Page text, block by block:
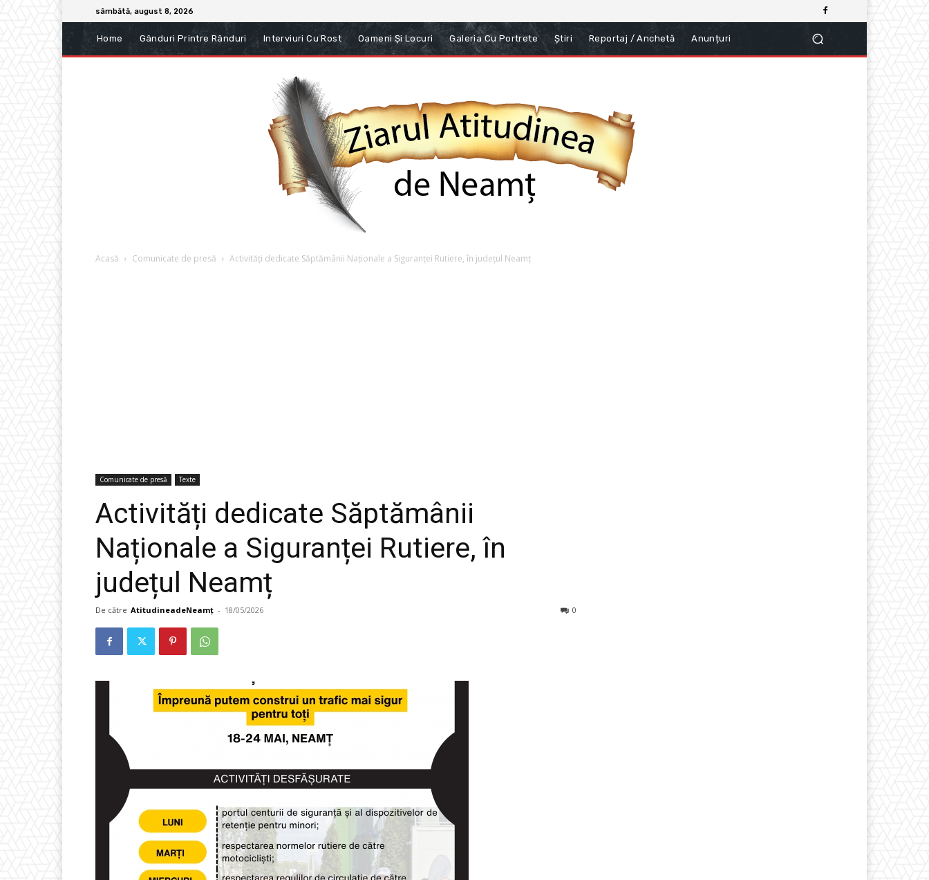
sâmbătă, august 8, 2026
Home Gânduri Printre Rânduri Interviuri Cu Rost Oameni Și Locuri Galeria Cu Portrete Știri Reportaj / Anchetă Anunțuri
Acasă Comunicate de presă Activități dedicate Săptămânii Naționale a Siguranței Rutiere, în județul Neamț
Comunicate de presă Texte
Activități dedicate Săptămânii
Naționale a Siguranței Rutiere, în
județul Neamț
De către AtitudineadeNeamț - 18/05/2026 0